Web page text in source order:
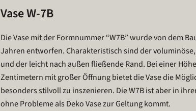
Vase W-7B
Die Vase mit der Formnummer “W7B” wurde von dem
Jahren entworfen. Charakteristisch sind der
und der leicht nach außen fließende Rand. Bei einer
Zentimetern mit großer Öffnung bietet die Vase die
besonders stilvoll zu inszenieren. Die W7B ist aber in
ohne Probleme als Deko Vase zur Geltung kommt.